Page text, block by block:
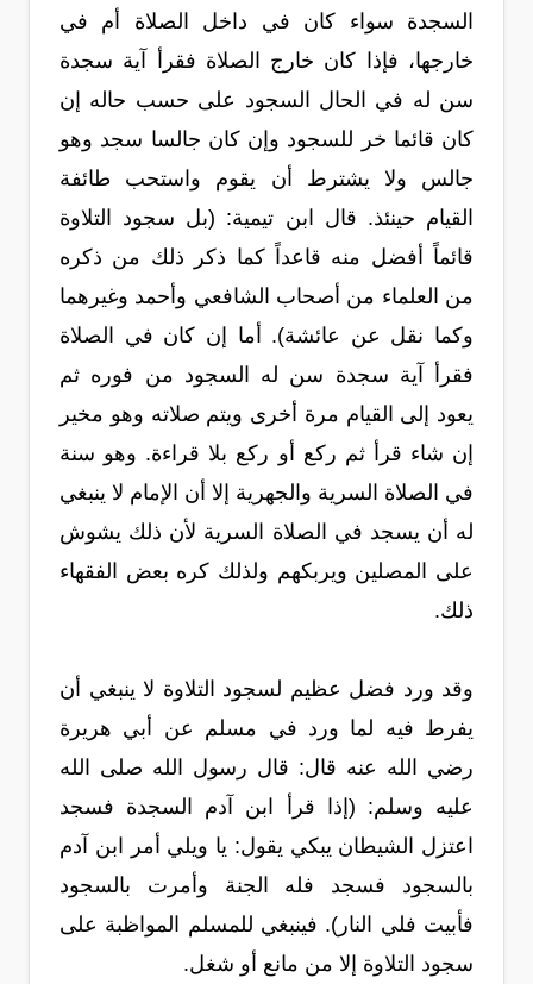
السجدة سواء كان في داخل الصلاة أم في
خارجها، فإذا كان خارج الصلاة فقرأ آية سجدة
سن له في الحال السجود على حسب حاله إن
كان قائما خر للسجود وإن كان جالسا سجد وهو
جالس ولا يشترط أن يقوم واستحب طائفة
القيام حينئذ. قال ابن تيمية: (بل سجود التلاوة
قائماً أفضل منه قاعداً كما ذكر ذلك من ذكره
من العلماء من أصحاب الشافعي وأحمد وغيرهما
وكما نقل عن عائشة). أما إن كان في الصلاة
فقرأ آية سجدة سن له السجود من فوره ثم
يعود إلى القيام مرة أخرى ويتم صلاته وهو مخير
إن شاء قرأ ثم ركع أو ركع بلا قراءة. وهو سنة
في الصلاة السرية والجهرية إلا أن الإمام لا ينبغي
له أن يسجد في الصلاة السرية لأن ذلك يشوش
على المصلين ويربكهم ولذلك كره بعض الفقهاء
ذلك.
وقد ورد فضل عظيم لسجود التلاوة لا ينبغي أن
يفرط فيه لما ورد في مسلم عن أبي هريرة
رضي الله عنه قال: قال رسول الله صلى الله
عليه وسلم: (إذا قرأ ابن آدم السجدة فسجد
اعتزل الشيطان يبكي يقول: يا ويلي أمر ابن آدم
بالسجود فسجد فله الجنة وأمرت بالسجود
فأبيت فلي النار). فينبغي للمسلم المواظبة على
سجود التلاوة إلا من مانع أو شغل.